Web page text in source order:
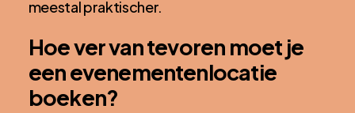
meestal praktischer.
Hoe ver van tevoren moet je
een evenementenlocatie
boeken?